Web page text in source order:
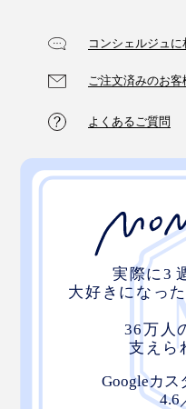
を焙じ、やさしい甘味
フェインが少ないため
カフェイン：★☆☆
コンシェルジュに
ご注文済みのお客
よくあるご質問